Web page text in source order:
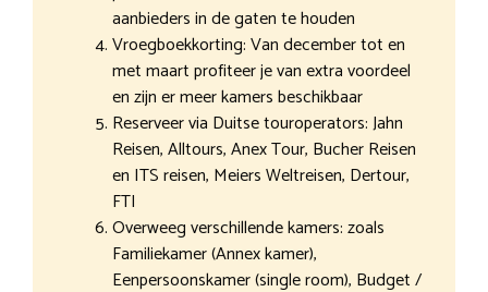
aanbieders in de gaten te houden
Vroegboekkorting: Van december tot en
met maart profiteer je van extra voordeel
en zijn er meer kamers beschikbaar
Reserveer via Duitse touroperators: Jahn
Reisen, Alltours, Anex Tour, Bucher Reisen
en ITS reisen, Meiers Weltreisen, Dertour,
FTI
Overweeg verschillende kamers: zoals
Familiekamer (Annex kamer),
Eenpersoonskamer (single room), Budget /